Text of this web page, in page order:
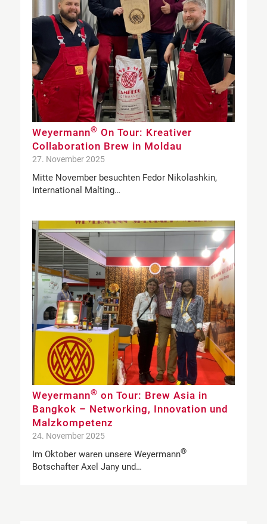
Weyermann® On Tour: Kreativer
Collaboration Brew in Moldau
27. November 2025
Mitte November besuchten Fedor Nikolashkin,
International Malting…
Weyermann® on Tour: Brew Asia in
Bangkok – Networking, Innovation und
Malzkompetenz
24. November 2025
Im Oktober waren unsere Weyermann®
Botschafter Axel Jany und…